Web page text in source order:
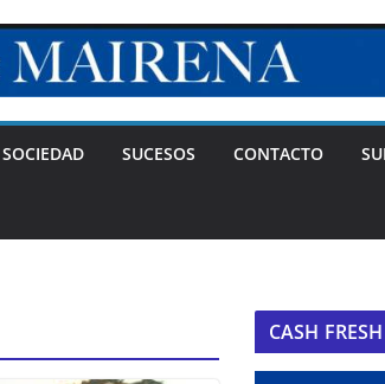
SOCIEDAD SUCESOS CONTACTO
CASH FRESH